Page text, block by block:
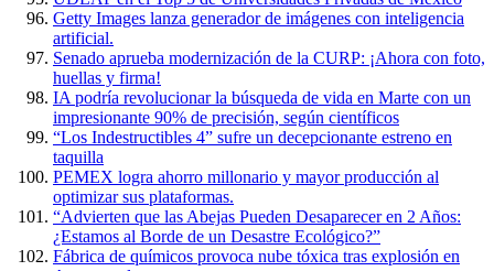
Getty Images lanza generador de imágenes con inteligencia
artificial.
Senado aprueba modernización de la CURP: ¡Ahora con foto,
huellas y firma!
IA podría revolucionar la búsqueda de vida en Marte con un
impresionante 90% de precisión, según científicos
“Los Indestructibles 4” sufre un decepcionante estreno en
taquilla
PEMEX logra ahorro millonario y mayor producción al
optimizar sus plataformas.
“Advierten que las Abejas Pueden Desaparecer en 2 Años:
¿Estamos al Borde de un Desastre Ecológico?”
Fábrica de químicos provoca nube tóxica tras explosión en